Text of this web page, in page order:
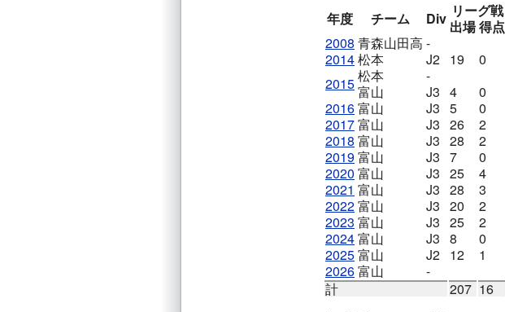
年度 チーム Div リーグ戦
出場得点
2008 青森山田高 -
2014松本 J2 19 0
2015松本 -
富山
J3 4 0
2016富山 J3 5 0
2017富山 J3 26 2
2018 富山 J3 28 2
2019富山 J3 7 0
2020 富山 J3 25 4
2021 富山 J3 28 3
2022富山 J3 20 2
2023 富山 J3 25 2
2024富山 J3 8 0
2025富山 J2 12 1
2026富山 -
計
207 16